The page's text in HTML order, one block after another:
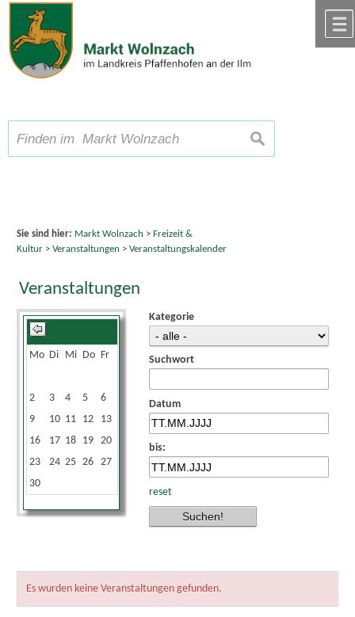
Zum Inhalt,zur Navigation
Schriftgröße A A A suchen
Sie sind hier: Markt Wolnzach > Freizeit &
Kultur> Veranstaltungen > Veranstaltungskalender
Veranstaltungen
Mo Di Mi Do Fr
2
3 4 5 6
9
10 11 12 13
16
17 18 19 20
23
24 25 26 27
30
Kategorie
Suchwort
Datum
bis:
reset
Es wurden keine Veranstaltungen gefunden.